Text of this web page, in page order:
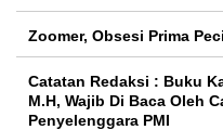
Zoomer, Obsesi Prima
Catatan Redaksi : Buku
M.H, Wajib Di Baca Oleh
Penyelenggara PMI